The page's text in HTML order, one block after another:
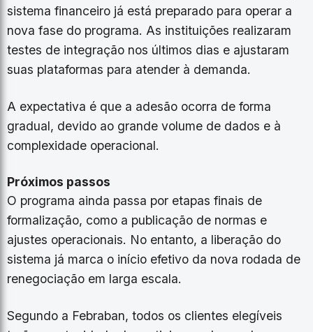
sistema financeiro já está preparado para operar a
nova fase do programa. As instituições realizaram
testes de integração nos últimos dias e ajustaram
suas plataformas para atender à demanda.
A expectativa é que a adesão ocorra de forma
gradual, devido ao grande volume de dados e à
complexidade operacional.
Próximos passos
O programa ainda passa por etapas finais de
formalização, como a publicação de normas e
ajustes operacionais. No entanto, a liberação do
sistema já marca o início efetivo da nova rodada de
renegociação em larga escala.
Segundo a Febraban, todos os clientes elegíveis